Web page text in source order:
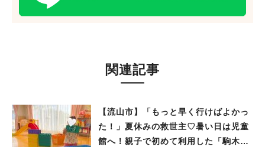
関連記事
【流山市】「もっと早く行けばよかっ
た！」夏休みの救世主♡暑い日は児童
館へ！親子で初めて利用した「駒木台